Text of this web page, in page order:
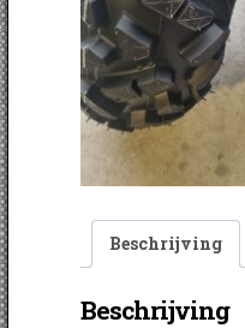
Beschrijving
Beschrijving